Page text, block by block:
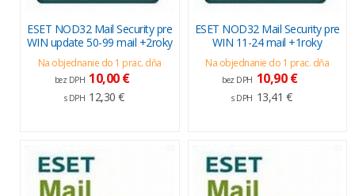
ESET NOD32 Mail Security pre
WIN update 50-99 mail +2roky
Na objednanie do 1 prac. dňa
bez DPH 10,00 €
s DPH 12,30 €
ESET NOD32 Mail Security pre
WIN 11-24 mail +1roky
Na objednanie do 1 prac. dňa
bez DPH 10,90 €
s DPH 13,41 €